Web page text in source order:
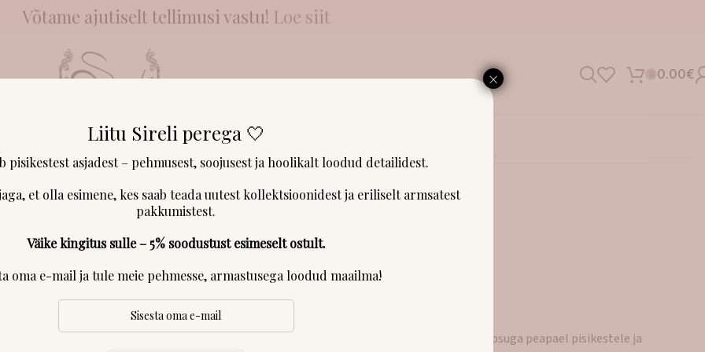
Võtame ajutiselt tellimusi vastu! Loe siit
0 0.00€
& LÕNGADKLIENDID RÄÄGIVADMEIST
Peapael “Claudia”
Vanaroosa pehme ja veniva viskoospaela ja suure lillelise lipsuga peapael pisikestele ja
Liitu Sireli perega 🤍
pisikestest asjadest – pehmusest, soojusest ja hoolikalt loodud detailidest.
et olla esimene, kes saab teada uutest kollektsioonidest ja eriliselt armsatest
pakkumistest.
Väike kingitus sulle – 5% soodustust esimeselt ostult.
oma e-mail ja tule meie pehmesse, armastusega loodud maailma!
×